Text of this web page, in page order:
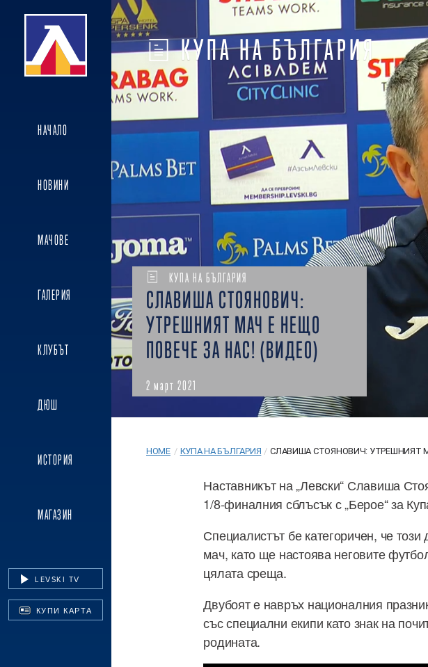
НАЧАЛО
НОВИНИ
МАЧОВЕ
ГАЛЕРИЯ
КЛУБЪТ
ДЮШ
ИСТОРИЯ
МАГАЗИН
LEVSKI TV
КУПИ КАРТА
КУПА НА БЪЛГАРИЯ
КУПА НА БЪЛГАРИЯ
СЛАВИША СТОЯНОВИЧ:
УТРЕШНИЯТ МАЧ Е НЕЩО
ПОВЕЧЕ ЗА НАС! (ВИДЕО)
2 март 2021
HOME / КУПА НА БЪЛГАРИЯ / СЛАВИША СТОЯНОВИЧ: УТРЕШНИЯТ
Наставникът на „Левски“ Славиша
1/8-финалния сблъсък с „Берое“ за
Специалистът бе категоричен, че
мач, като ще настоява неговите
цялата среща.
Двубоят е навръх националния
със специални екипи като знак на
родината.